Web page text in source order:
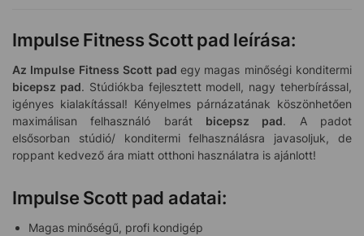
Impulse Fitness Scott pad leírása:
Az Impulse Fitness Scott pad egy magas minőségi konditermi
bicepsz pad. Stúdiókba fejlesztett modell, nagy teherbírással,
igényes kialakítással! Kényelmes párnázatának köszönhetően
maximálisan felhasználó barát bicepsz pad. A padot
elsősorban stúdió/ konditermi felhasználásra javasoljuk, de
roppant kedvező ára miatt otthoni használatra is ajánlott!
Impulse Scott pad adatai:
Magas minőségű, profi kondigép